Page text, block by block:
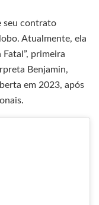
seu contrato
Atualmente, ela
primeira
Benjamin,
em 2023, após